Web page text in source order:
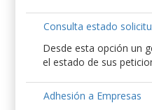
Consulta estado
Desde esta opción un
el estado de sus
Adhesión a Empresas